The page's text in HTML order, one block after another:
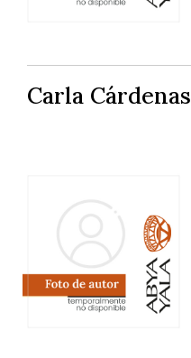
Carla Cárdenas